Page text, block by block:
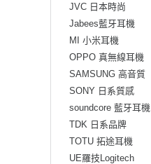
JVC 日本時尚
Jabees藍牙耳機
MI 小米耳機
OPPO 真無線耳機
SAMSUNG 高音質
SONY 日系質感
soundcore 藍牙耳機
TDK 日系品牌
TOTU 拓途耳機
UE羅技Logitech